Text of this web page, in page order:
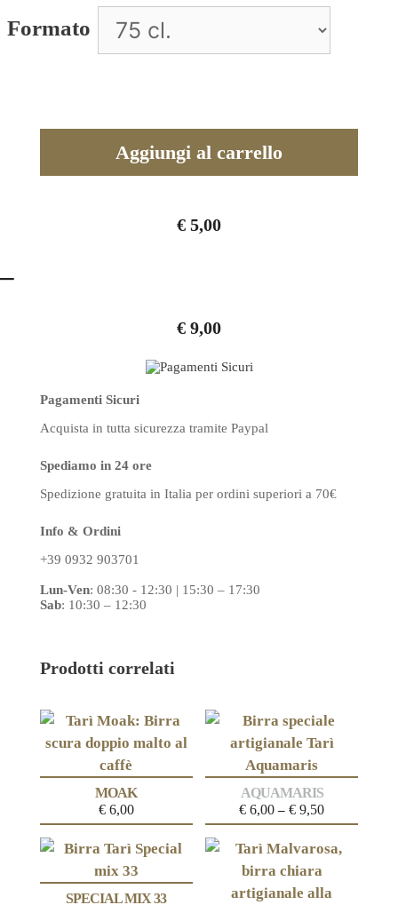
Formato
Aggiungi al carrello
A
i
€ 5,00
–
€ 9,00
Pagamenti Sicuri
Acquista in tutta sicurezza tramite Paypal
Spediamo in 24 ore
Spedizione gratuita in Italia per ordini superiori a 70€
Info & Ordini
+39 0932 903701
Lun-Ven: 08:30 - 12:30 | 15:30 – 17:30
Sab: 10:30 – 12:30
Prodotti correlati
MOAK
€6,00
AQUAMARIS
€ 6,00–€ 9,50
SPECIAL MIX 33